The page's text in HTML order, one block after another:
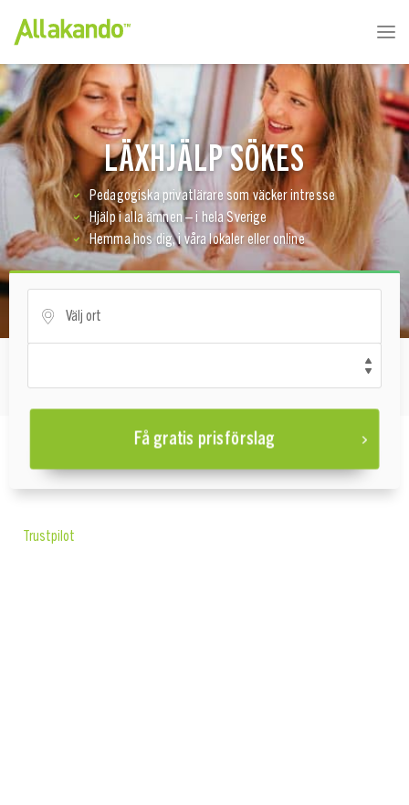
LÄXHJÄLP SÖKES
Pedagogiska privatlärare som väcker intresse
Hjälp i alla ämnen – i hela Sverige
Hemma hos dig, i våra lokaler eller online
Välj ort
Få gratis prisförslag
Trustpilot